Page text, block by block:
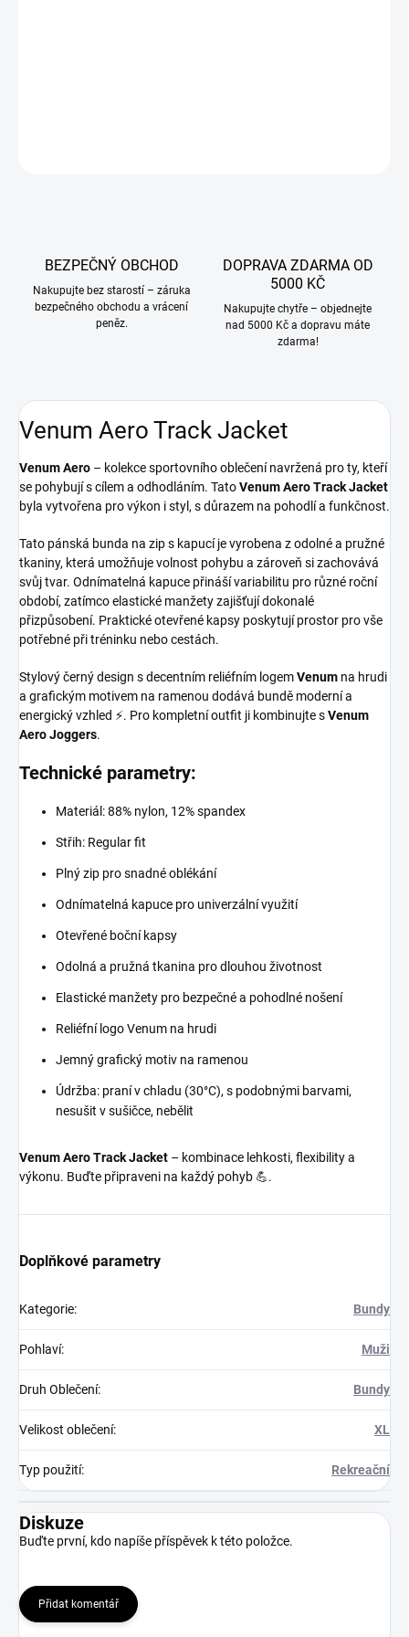
BEZPEČNÝ OBCHOD
Nakupujte bez starostí – záruka
bezpečného obchodu a vrácení
peněz.
DOPRAVA ZDARMA OD
5000 KČ
Nakupujte chytře – objednejte
nad 5000 Kč a dopravu máte
zdarma!
Venum Aero Track Jacket
Venum Aero – kolekce sportovního oblečení navržená pro ty, kteří
se pohybují s cílem a odhodláním. TatoVenum Aero Track Jacket
byla vytvořena pro výkon i styl, s důrazem na pohodlí a funkčnost.
Tato pánská bunda na zip s kapucí je vyrobena z odolné a pružné
tkaniny, která umožňuje volnost pohybu a zároveň si zachovává
svůj tvar. Odnímatelná kapuce přináší variabilitu pro různé roční
období, zatímco elastické manžety zajišťují dokonalé
přizpůsobení. Praktické otevřené kapsy poskytují prostor pro vše
potřebné při tréninku nebo cestách.
Stylový černý design s decentním reliéfním logemVenum na hrudi
a grafickým motivem na ramenou dodává bundě moderní a
energický vzhled ⚡. Pro kompletní outfit ji kombinujte sVenum
Aero Joggers.
Technické parametry:
Materiál: 88% nylon, 12% spandex
Střih: Regular fit
Plný zip pro snadné oblékání
Odnímatelná kapuce pro univerzální využití
Otevřené boční kapsy
Odolná a pružná tkanina pro dlouhou životnost
Elastické manžety pro bezpečné a pohodlné nošení
Reliéfní logo Venum na hrudi
Jemný grafický motiv na ramenou
Údržba: praní v chladu (30°C), s podobnými barvami,
nesušit v sušičce, nebělit
Venum Aero Track Jacket – kombinace lehkosti, flexibility a
výkonu. Buďte připraveni na každý pohyb 💪.
Doplňkové parametry
Kategorie: Bundy
Pohlaví: Muži
Druh Oblečení: Bundy
Velikost oblečení: XL
Typ použití: Rekreační
Diskuze
Buďte první, kdo napíše příspěvek k této položce.
Přidat komentář